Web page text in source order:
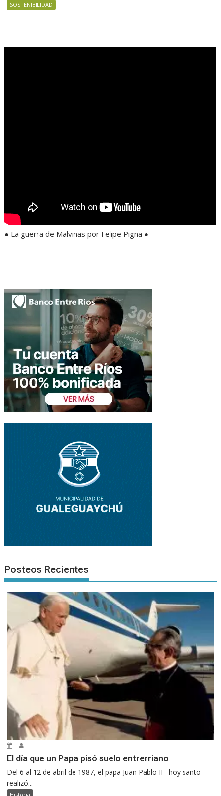
SOSTENIBILIDAD
● La guerra de Malvinas por Felipe Pigna ●
Posteos Recientes
El día que un Papa pisó suelo entrerriano
Del 6 al 12 de abril de 1987, el papa Juan Pablo II –hoy santo–
realizó...
Historia